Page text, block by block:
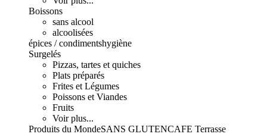
Boissons
sans alcool
alcoolisées
épices / condimentshygiène
Surgelés
Pizzas, tartes et quiches
Plats préparés
Frites et Légumes
Poissons et Viandes
Fruits
Voir plus...
Produits du MondeSANS GLUTENCAFE Terrasse